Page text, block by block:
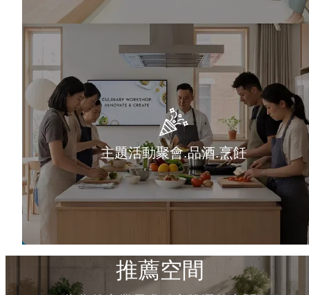
主題活動聚會.品酒.烹飪
推薦空間